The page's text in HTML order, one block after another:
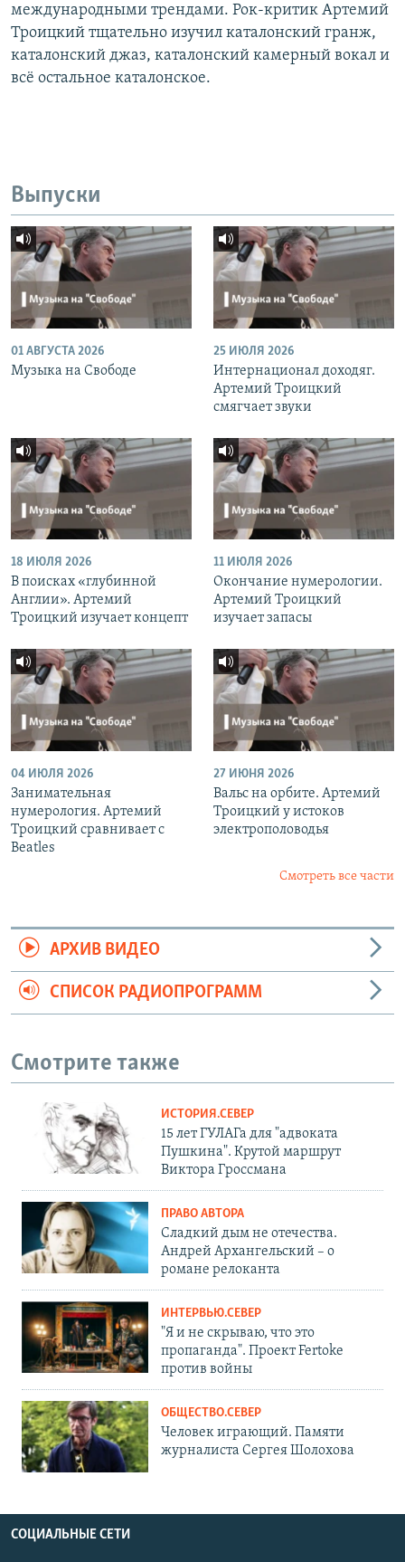
международными трендами. Рок-критик Артемий
Троицкий тщательно изучил каталонский гранж,
каталонский джаз, каталонский камерный вокал и
всё остальное каталонское.
Выпуски
01 АВГУСТА 2026
Музыка на Свободе
25 ИЮЛЯ 2026
Интернационал доходяг.
Артемий Троицкий
смягчает звуки
18 ИЮЛЯ 2026
В поисках «глубинной
Англии». Артемий
Троицкий изучает концепт
11 ИЮЛЯ 2026
Окончание нумерологии.
Артемий Троицкий
изучает запасы
04 ИЮЛЯ 2026
Занимательная
нумерология. Артемий
Троицкий сравнивает с
Beatles
27 ИЮНЯ 2026
Вальс на орбите. Артемий
Троицкий у истоков
электрополоводья
Смотреть все части
АРХИВ ВИДЕО
СПИСОК РАДИОПРОГРАММ
Смотрите также
ИСТОРИЯ.СЕВЕР
15 лет ГУЛАГа для "адвоката
Пушкина". Крутой маршрут
Виктора Гроссмана
ПРАВО АВТОРА
Сладкий дым не отечества.
Андрей Архангельский – о
романе релоканта
ИНТЕРВЬЮ.СЕВЕР
"Я и не скрываю, что это
пропаганда". Проект Fertoke
против войны
ОБЩЕСТВО.СЕВЕР
Человек играющий. Памяти
журналиста Сергея Шолохова
СОЦИАЛЬНЫЕ СЕТИ